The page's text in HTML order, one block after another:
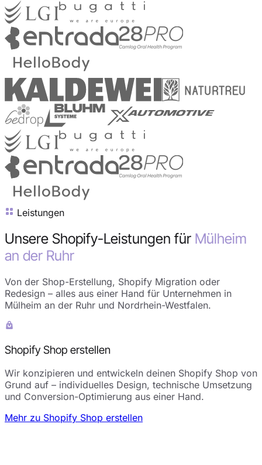
Leistungen
Unsere Shopify-Leistungen für Mülheim
an der Ruhr
Von der Shop-Erstellung, Shopify Migration oder
Redesign – alles aus einer Hand für Unternehmen in
Mülheim an der Ruhr und Nordrhein-Westfalen.
Shopify Shop erstellen
Wir konzipieren und entwickeln deinen Shopify Shop von
Grund auf – individuelles Design, technische Umsetzung
und Conversion-Optimierung aus einer Hand.
Mehr zu Shopify Shop erstellen